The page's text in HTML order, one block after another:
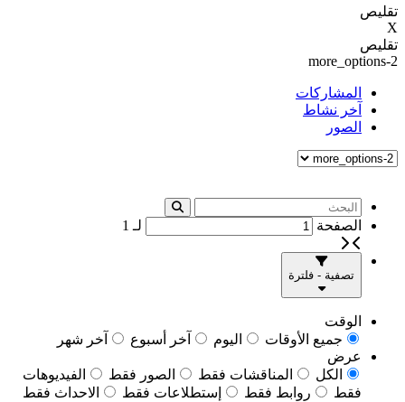
تقليص
X
تقليص
more_options-2
المشاركات
آخر نشاط
الصور
الصفحة لـ 1
تصفية - فلترة
الوقت
جميع الأوقات
اليوم آخر أسبوع
آخر شهر
عرض
الكل
المناقشات فقط الصور فقط
الفيديوهات
فقط
روابط فقط إستطلاعات فقط الاحداث فقط